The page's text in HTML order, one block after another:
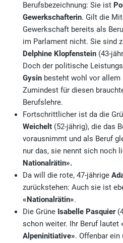
Berufsbezeichnung: Sie ist
Gewerkschafterin. Gilt die
Gewerkschaft bereits als
im Parlament nicht. Sie sind
Delphine Klopfenstein (43-
Doch der politische
Gysin besteht wohl vor allem
Zumindest für diesen
Berufslehre.
Fortschrittlicher ist da die
Weichelt (52-jährig), die das
vorausnimmt und als Beruf
nur das, sie nennt sich noch
Nationalrätin».
Da will die rote, 47-jährige
zurückstehen: Auch sie ist
«Nationalrätin».
Die Grüne Isabelle Pasquier
schon weiter. Ihr Beruf lautet
Alpeninitiative». Offenbar ein